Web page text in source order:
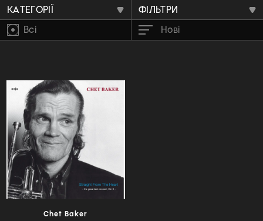
КАТЕГОРІЇ
ФІЛЬТРИ
Всі
Нові
Chet Baker